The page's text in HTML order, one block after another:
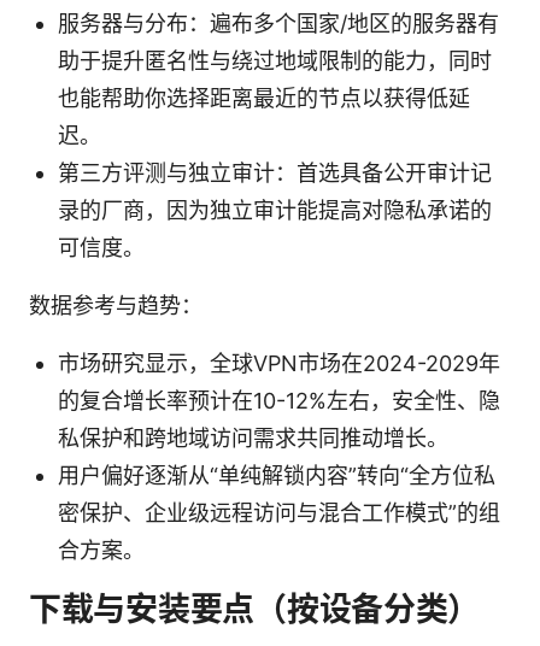
服务器与分布：遍布多个国家/地区的服务器有
助于提升匿名性与绕过地域限制的能力，同时
也能帮助你选择距离最近的节点以获得低延
迟。
第三方评测与独立审计：首选具备公开审计记
录的厂商，因为独立审计能提高对隐私承诺的
可信度。
数据参考与趋势：
市场研究显示，全球VPN市场在2024-2029年
的复合增长率预计在10-12%左右，安全性、隐
私保护和跨地域访问需求共同推动增长。
用户偏好逐渐从“单纯解锁内容”转向“全方位私
密保护、企业级远程访问与混合工作模式”的组
合方案。
下载与安装要点（按设备分类）